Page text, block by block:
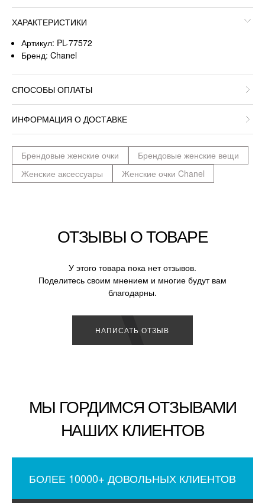
ХАРАКТЕРИСТИКИ
Артикул: PL-77572
Бренд: Chanel
СПОСОБЫ ОПЛАТЫ
ИНФОРМАЦИЯ О ДОСТАВКЕ
Брендовые женские очки
Брендовые женские вещи
Женские аксессуары
Женские очки Chanel
ОТЗЫВЫ О ТОВАРЕ
У этого товара пока нет отзывов.
Поделитесь своим мнением и многие будут вам
благодарны.
НАПИСАТЬ ОТЗЫВ
МЫ ГОРДИМСЯ ОТЗЫВАМИ
НАШИХ КЛИЕНТОВ
БОЛЕЕ 10000+ ДОВОЛЬНЫХ КЛИЕНТОВ